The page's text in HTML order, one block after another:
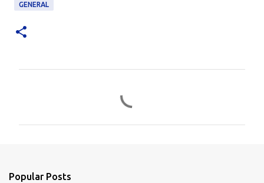
GENERAL
Popular Posts